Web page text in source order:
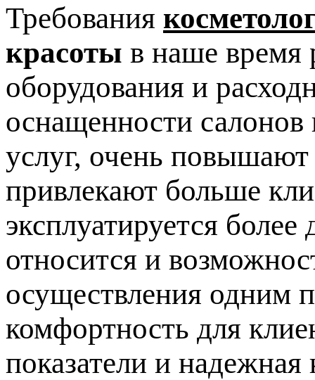
Требования
красоты в наше время
оборудования и
оснащенности салонов
услуг, очень
привлекают больше
эксплуатируется
относится и
осуществления одним
комфортность для
показатели и надежная